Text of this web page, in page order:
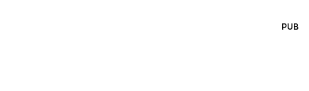
PUB